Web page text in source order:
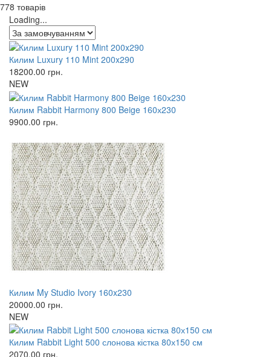
778 товарів
Loading...
Килим Luxury 110 Mint 200x290
18200.00 грн.
NEW
Килим Rabbit Harmony 800 Beige 160х230
9900.00 грн.
Килим My Studio Ivory 160x230
20000.00 грн.
NEW
Килим Rabbit Light 500 слонова кістка 80х150 см
2070.00 грн.